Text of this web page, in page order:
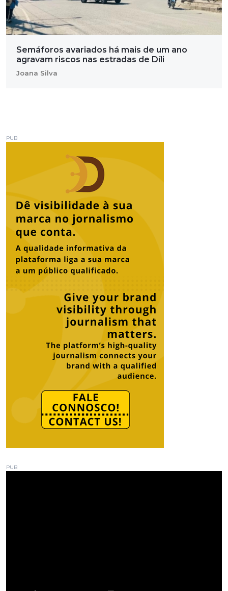
Semáforos avariados há mais de um ano
agravam riscos nas estradas de Díli
Joana Silva
PUB
PUB